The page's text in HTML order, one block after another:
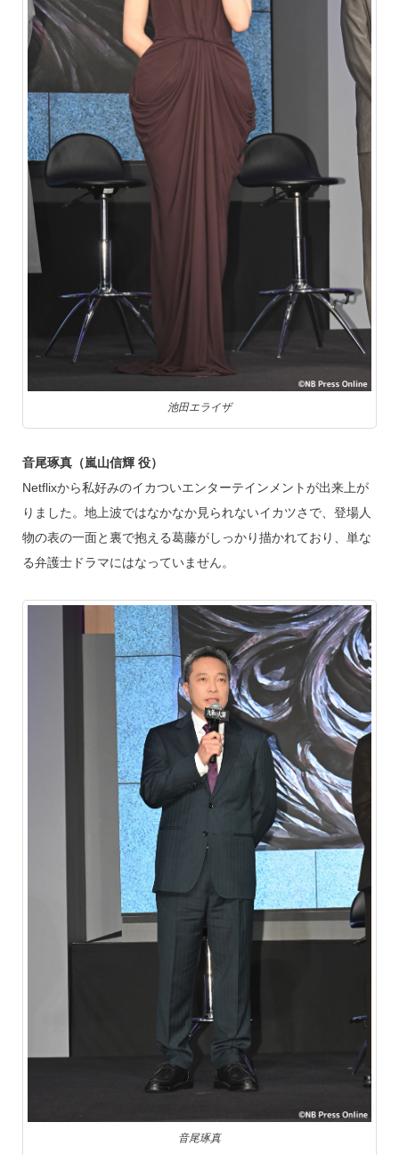
池田エライザ
音尾琢真（嵐山信輝 役）
Netflixから私好みのイカついエンターテインメントが出来上が
りました。地上波ではなかなか見られないイカツさで、登場人
物の表の一面と裏で抱える葛藤がしっかり描かれており、単な
る弁護士ドラマにはなっていません。
音尾琢真